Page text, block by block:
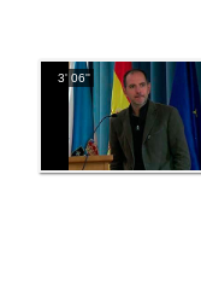
3' 06''